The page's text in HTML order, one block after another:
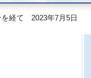
を経て 2023年7月5日